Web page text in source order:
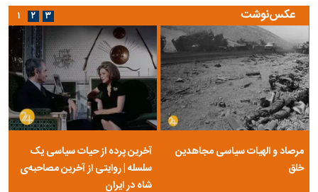
عکس‌نوشت
مرصاد و الهیات سیاسی مجاهدین
خلق
آخرین پرده از حیات سیاسی یک
سلسله | روایتی از آخرین مصاحبه‌ی
شاه در ایران
۱ ۲ ۳